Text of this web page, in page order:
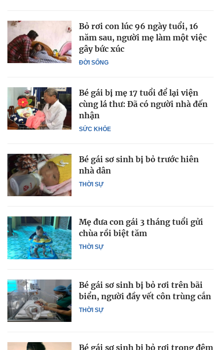
ĐỜI SỐNG
Bỏ rơi con lúc 96 ngày tuổi, 16
năm sau, người mẹ làm một việc
gây bức xúc
SỨC KHỎE
Bé gái bị mẹ 17 tuổi để lại viện
cùng lá thư: Đã có người nhà đến
nhận
THỜI SỰ
Bé gái sơ sinh bị bỏ trước hiên
nhà dân
THỜI SỰ
Mẹ đưa con gái 3 tháng tuổi gửi
chùa rồi biệt tăm
THỜI SỰ
Bé gái sơ sinh bị bỏ rơi trên bãi
biển, người đầy vết côn trùng cắn
Bé gái sơ sinh bị bỏ rơi trong đêm